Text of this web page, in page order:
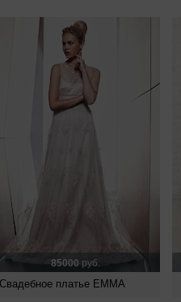
85000 руб.
Свадебное платье EMMA